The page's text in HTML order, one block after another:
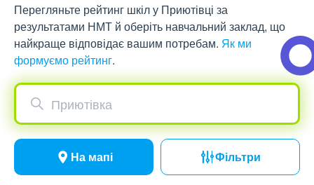
Перегляньте рейтинг шкіл у Приютівці за
результатами НМТ й оберіть навчальний заклад, що
найкраще відповідає вашим потребам. Як ми
формуємо рейтинг.
Приютівка
На мапі Фільтри